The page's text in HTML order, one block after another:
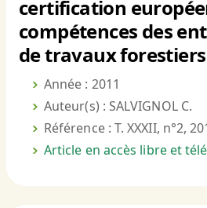
certification
compétences des
de travaux forestiers
Année : 2011
Auteur(s) : SALVIGNOL C.
Référence : T. XXXII, n°2,
Article en accès libre et